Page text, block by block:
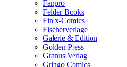
Fanpro
Felder Books
Finix-Comics
Fischerverlage
Galerie & Edition
Golden Press
Granus Verlag
Gringo Comics